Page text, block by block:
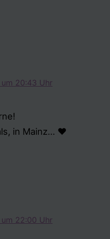
20:43 Uhr
in Mainz… ♥
22:00 Uhr